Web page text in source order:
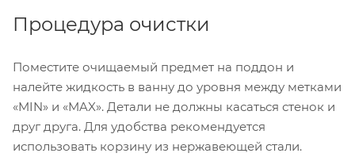
Процедура очистки
Поместите очищаемый предмет на поддон и
налейте жидкость в ванну до уровня между метками
«MIN» и «MAX». Детали не должны касаться стенок и
друг друга. Для удобства рекомендуется
использовать корзину из нержавеющей стали.